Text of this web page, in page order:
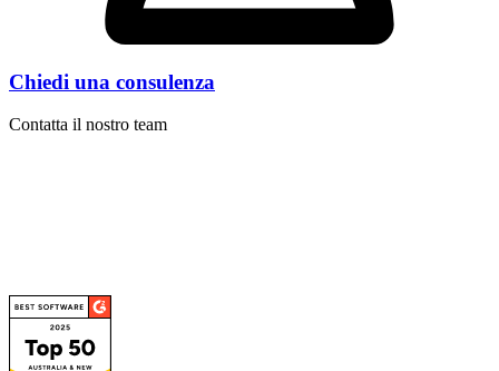
Chiedi una consulenza
Contatta il nostro team